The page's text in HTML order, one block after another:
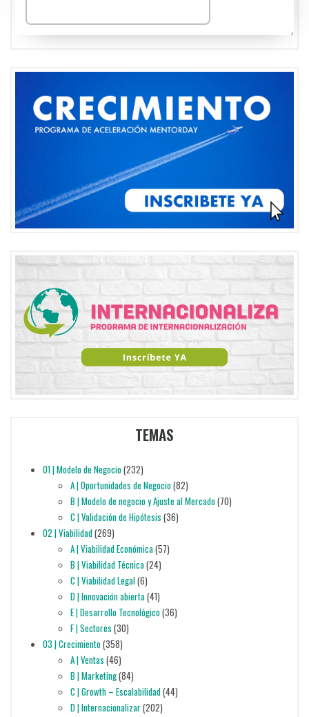
TEMAS
01 | Modelo de Negocio(232)
A | Oportunidades de Negocio(82)
B | Modelo de negocio y Ajuste al Mercado(70)
C | Validación de Hipótesis (36)
02 | Viabilidad(269)
A | Viabilidad Económica(57)
B | Viabilidad Técnica(24)
C | Viabilidad Legal(6)
D | Innovación abierta(41)
E | Desarrollo Tecnológico(36)
F | Sectores (30)
03 | Crecimiento(358)
A | Ventas (46)
B | Marketing(84)
C | Growth – Escalabilidad(44)
D | Internacionalizar(202)